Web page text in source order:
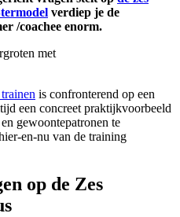
verdiep je de
/coachee enorm.
is confronterend op een
een concreet praktijkvoorbeeld
gewoontepatronen te
en-nu van de training
op de Zes